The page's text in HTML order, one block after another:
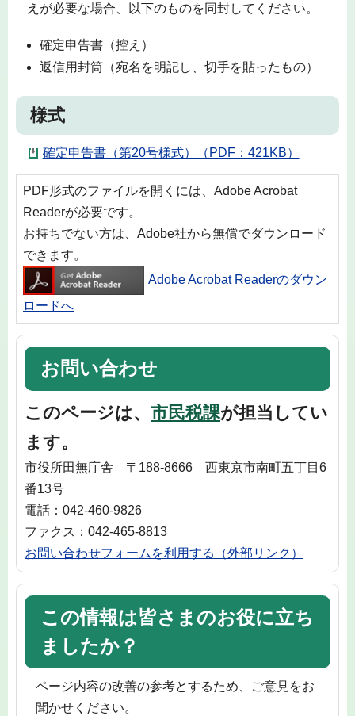
えが必要な場合、以下のものを同封してください。
確定申告書（控え）
返信用封筒（宛名を明記し、切手を貼ったもの）
様式
確定申告書（第20号様式）（PDF：421KB）
PDF形式のファイルを開くには、Adobe Acrobat
Readerが必要です。
お持ちでない方は、Adobe社から無償でダウンロード
できます。
Adobe Acrobat Readerのダウン
ロードへ
お問い合わせ
このページは、 市民税課が担当してい
ます。
市役所田無庁舎 〒188-8666 西東京市南町五丁目6
番13号
電話：042-460-9826
ファクス：042-465-8813
お問い合わせフォームを利用する（外部リンク）
この情報は皆さまのお役に立ち
ましたか？
ページ内容の改善の参考とするため、ご意見をお
聞かせください。